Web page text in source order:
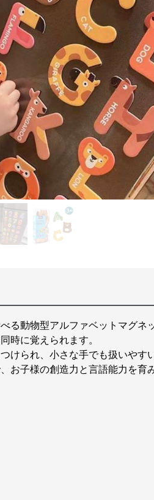
る動物型アルファベットマグネ
時に覚えられます。
けられ、小さな手でも扱いやす
お子様の創造力と言語能力を育